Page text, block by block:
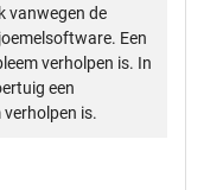
vanwegen de
Een
verholpen is. In
een
is.